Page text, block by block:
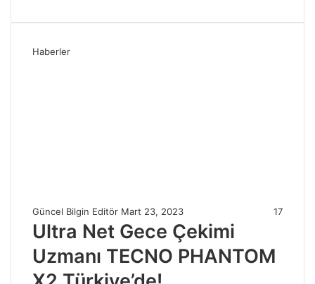
Haberler
Güncel Bilgin Editör Mart 23, 2023 17
Ultra Net Gece Çekimi
Uzmanı TECNO PHANTOM